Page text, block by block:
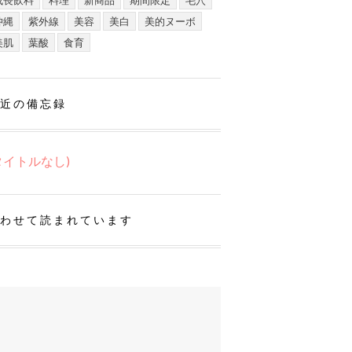
縄
紫外線 美容 美白
美的ヌーボ
肌
葉酸 食育
の備忘録
イトルなし)
せて読まれています